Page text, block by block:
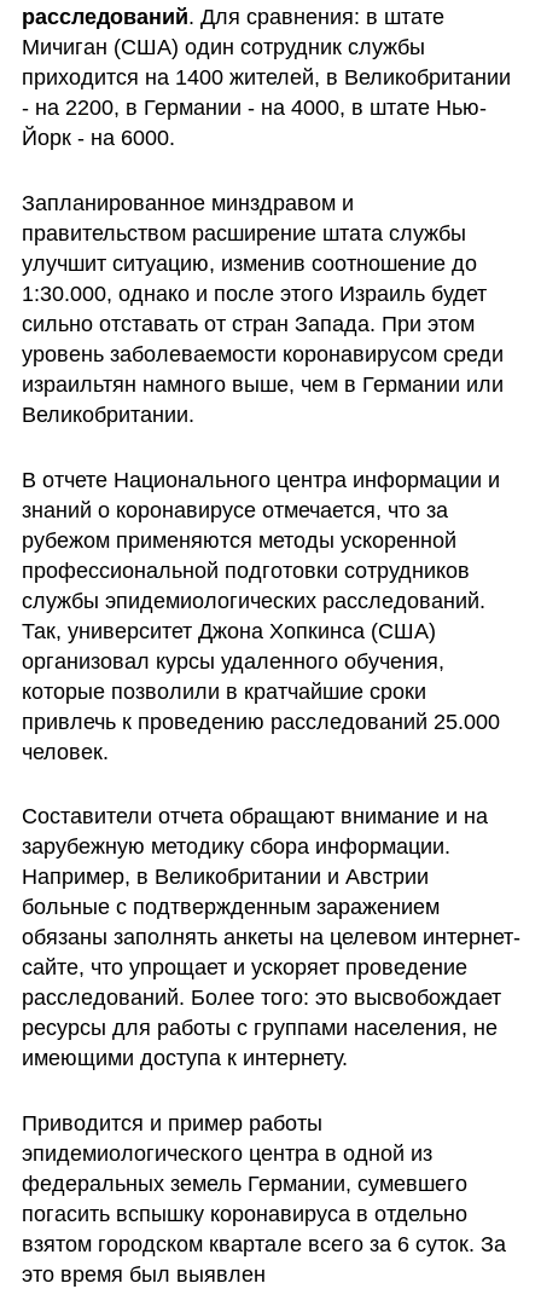
расследований. Для сравнения: в штате
Мичиган (США) один сотрудник службы
приходится на 1400 жителей, в Великобритании
- на 2200, в Германии - на 4000, в штате Нью-
Йорк - на 6000.
Запланированное минздравом и
правительством расширение штата службы
улучшит ситуацию, изменив соотношение до
1:30.000, однако и после этого Израиль будет
сильно отставать от стран Запада. При этом
уровень заболеваемости коронавирусом среди
израильтян намного выше, чем в Германии или
Великобритании.
В отчете Национального центра информации и
знаний о коронавирусе отмечается, что за
рубежом применяются методы ускоренной
профессиональной подготовки сотрудников
службы эпидемиологических расследований.
Так, университет Джона Хопкинса (США)
организовал курсы удаленного обучения,
которые позволили в кратчайшие сроки
привлечь к проведению расследований 25.000
человек.
Составители отчета обращают внимание и на
зарубежную методику сбора информации.
Например, в Великобритании и Австрии
больные с подтвержденным заражением
обязаны заполнять анкеты на целевом интернет-
сайте, что упрощает и ускоряет проведение
расследований. Более того: это высвобождает
ресурсы для работы с группами населения, не
имеющими доступа к интернету.
Приводится и пример работы
эпидемиологического центра в одной из
федеральных земель Германии, сумевшего
погасить вспышку коронавируса в отдельно
взятом городском квартале всего за 6 суток. За
это время был выявлен